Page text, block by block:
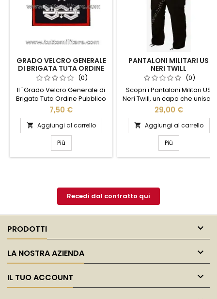
GRADO VELCRO GENERALE
DI BRIGATA TUTA ORDINE
PUBBLICO CARABINIERI
(0)
Il "Grado Velcro Generale di
Brigata Tuta Ordine Pubblico
Carabinieri" è un distintivo di
alta qualità progettato per
l'uso ufficiale. Realizzato con
materiali resistenti, si applica
facilmente grazie al pratico
sistema a velcro, garantendo
una tenuta sicura su qualsiasi
prestigio del ruolo, con
dettagli...
7,50 €
 Aggiungi al carrello
Più
PANTALONI MILITARI US
NERI TWILL
(0)
Scopri i Pantaloni Militari US
Neri Twill, un capo che unisce
stile e funzionalità. Realizzati
in resistente tessuto twill,
questi pantaloni offrono
comfort e durata eccezionali.
Il design ispirato
all'abbigliamento militare
garantisce un look audace e
multiple, sono ideali per chi
ama portare con...
29,00 €
 Aggiungi al carrello
Più
Recedi dal contratto qui
PRODOTTI 
LA NOSTRA AZIENDA 
IL TUO ACCOUNT 